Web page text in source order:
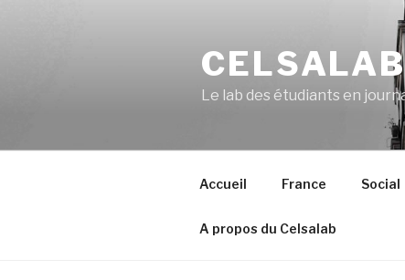
CELSALAB
Le lab des étudiants en
Accueil France Social
A propos du Celsalab